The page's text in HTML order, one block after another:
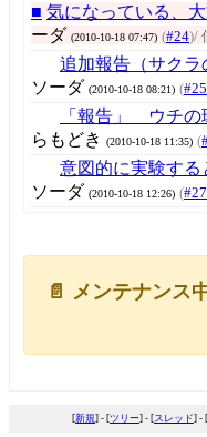
■ 気になっている、
ーダ (2010-10-18 07:47) (#24)/
追加報告（サクラ
ソーダ (2010-10-18 08:21) (#25
「報告」 ウチ
らもどき
(2010-10-18 11:35) (
意図的に実験する
ソーダ (2010-10-18 12:26) (#27
📄 メンテナンス
[新規] - [ツリー] - [スレッド] - [